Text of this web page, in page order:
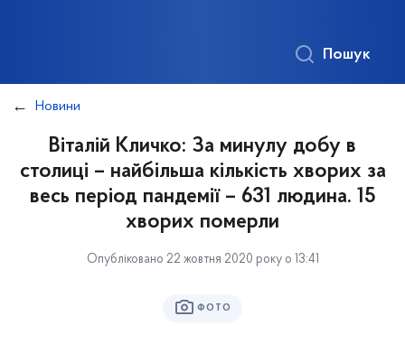
Пошук
Новини
Віталій Кличко: За минулу добу в
столиці – найбільша кількість хворих за
весь період пандемії – 631 людина. 15
хворих померли
Опубліковано 22 жовтня 2020 року о 13:41
ФОТО